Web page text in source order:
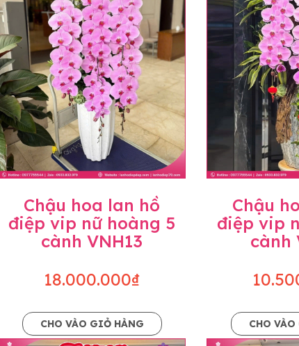
Chậu hoa lan hồ
điệp vip nữ hoàng 5
cành VNH13
18.000.000₫
CHO VÀO GIỎ HÀNG
Chậu
điệp vip
cành
CHO